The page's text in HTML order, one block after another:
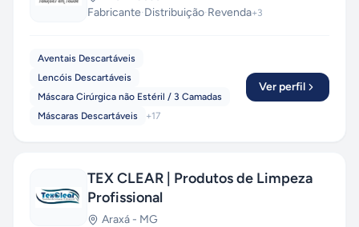
Fabricante·Distribuição·Revenda+3
Aventais Descartáveis
Lencóis Descartáveis
Máscara Cirúrgica não Estéril / 3 Camadas
Máscaras Descartáveis
+17
Ver perfil
TEX CLEAR | Produtos de Limpeza
Profissional
Araxá - MG